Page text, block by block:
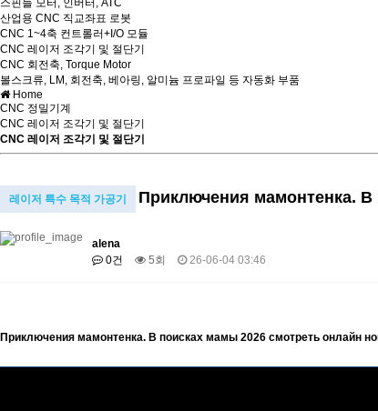
스핀들 모터, 인버터, ATC
산업용 CNC 직교좌표 로봇
CNC 1~4축 컨트롤러+I/O 모듈
CNC 레이저 조각기 및 절단기
CNC 회전축, Torque Motor
볼스크류, LM, 회전축, 베아링, 알미늄 프로파일 등 자동화 부품
Home
CNC 정밀기계
CNC 레이저 조각기 및 절단기
CNC 레이저 조각기 및 절단기
레이저 특수 목적 가공기 Приключения мамонтенка. В
alena
0건
5회 26-06-04 03:46
Приключения мамонтенка. В поисках мамы 2026 смотреть онлайн